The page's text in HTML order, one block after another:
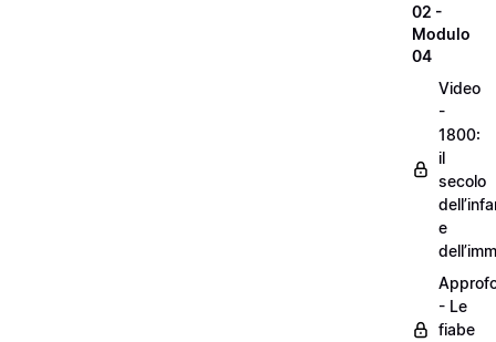
02 -
Modulo
04
Video
-
1800:
il
secolo
e
- Le
fiabe